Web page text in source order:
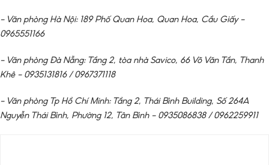
– Văn phòng Hà Nội: 189 Phố Quan Hoa, Quan Hoa, Cầu Giấy –
0965551166
– Văn phòng Đà Nẵng: Tầng 2, tòa nhà Savico, 66 Võ Văn Tần, Thanh
Khê – 0935131816 / 0967371118
– Văn phòng Tp Hồ Chí Minh: Tầng 2, Thái Bình Building, Số 264A
Nguyễn Thái Bình, Phường 12, Tân Bình – 0935086838 / 0962259911